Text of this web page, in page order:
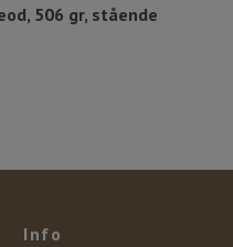
506 gr, stående
Info